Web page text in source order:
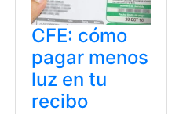
CFE: cómo
pagar menos
luz en tu
recibo